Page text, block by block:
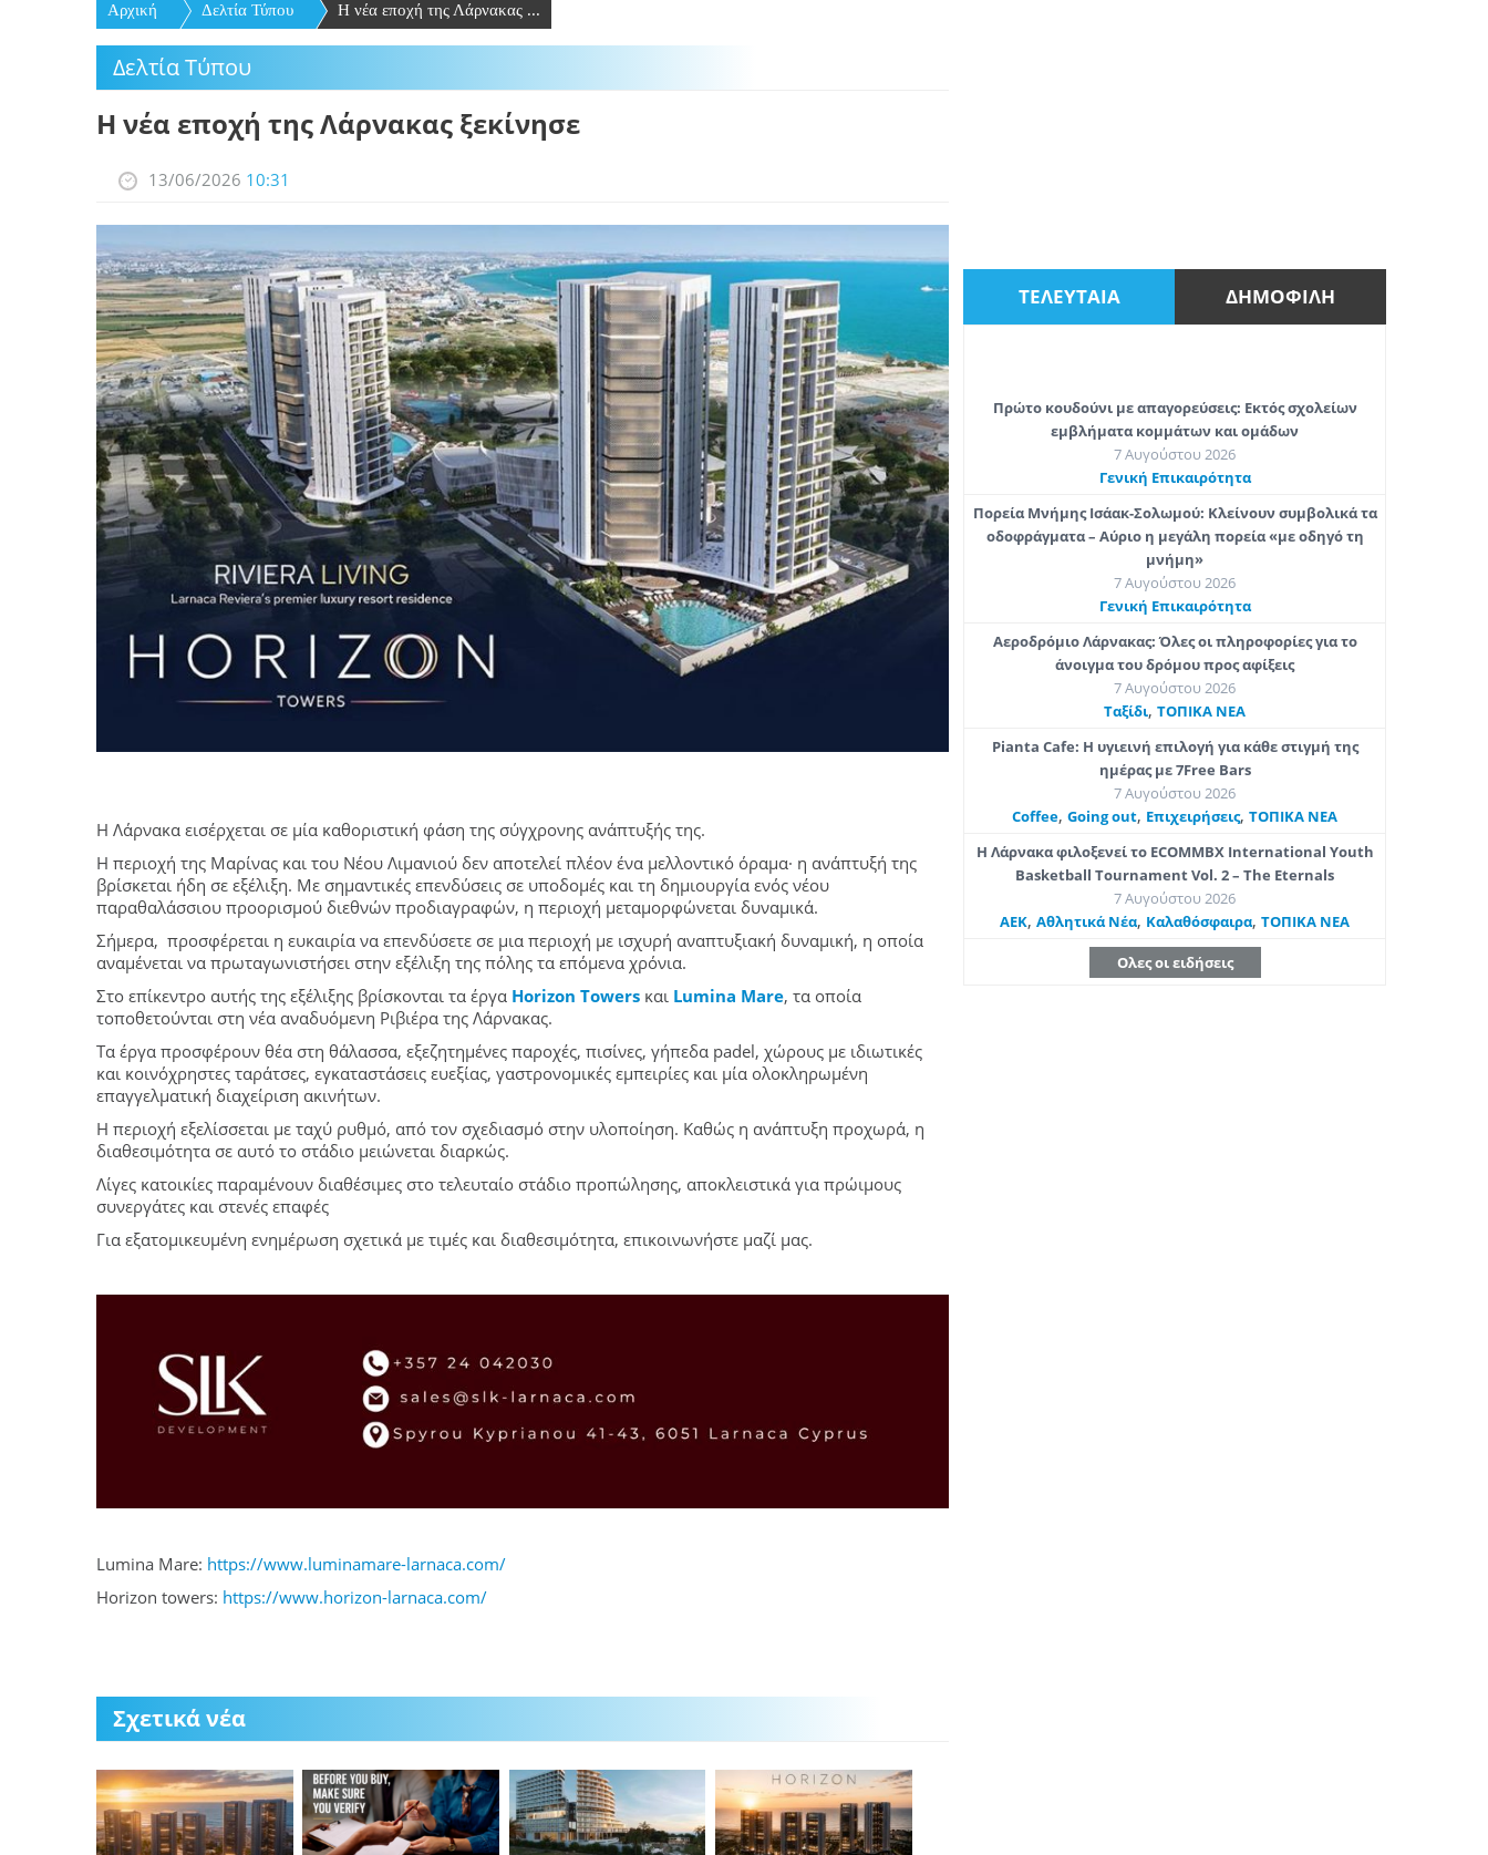
Αρχική Δελτία Τύπου Η νέα εποχή της Λάρνακας ...
Δελτία Τύπου
Η νέα εποχή της Λάρνακας ξεκίνησε
13/06/2026 10:31
Η Λάρνακα εισέρχεται σε μία καθοριστική φάση της σύγχρονης ανάπτυξής της.
Η περιοχή της Μαρίνας και του Νέου Λιμανιού δεν αποτελεί πλέον ένα μελλοντικό όραμα· η ανάπτυξή της
βρίσκεται ήδη σε εξέλιξη. Με σημαντικές επενδύσεις σε υποδομές και τη δημιουργία ενός νέου
παραθαλάσσιου προορισμού διεθνών προδιαγραφών, η περιοχή μεταμορφώνεται δυναμικά.
Σήμερα, προσφέρεται η ευκαιρία να επενδύσετε σε μια περιοχή με ισχυρή αναπτυξιακή δυναμική, η οποία
αναμένεται να πρωταγωνιστήσει στην εξέλιξη της πόλης τα επόμενα χρόνια.
Στο επίκεντρο αυτής της εξέλιξης βρίσκονται τα έργα Horizon Towers και Lumina Mare, τα οποία
τοποθετούνται στη νέα αναδυόμενη Ριβιέρα της Λάρνακας.
Τα έργα προσφέρουν θέα στη θάλασσα, εξεζητημένες παροχές, πισίνες, γήπεδα padel, χώρους με ιδιωτικές
και κοινόχρηστες ταράτσες, εγκαταστάσεις ευεξίας, γαστρονομικές εμπειρίες και μία ολοκληρωμένη
επαγγελματική διαχείριση ακινήτων.
Η περιοχή εξελίσσεται με ταχύ ρυθμό, από τον σχεδιασμό στην υλοποίηση. Καθώς η ανάπτυξη προχωρά, η
διαθεσιμότητα σε αυτό το στάδιο μειώνεται διαρκώς.
Λίγες κατοικίες παραμένουν διαθέσιμες στο τελευταίο στάδιο προπώλησης, αποκλειστικά για πρώιμους
συνεργάτες και στενές επαφές
Για εξατομικευμένη ενημέρωση σχετικά με τιμές και διαθεσιμότητα, επικοινωνήστε μαζί μας.
Lumina Mare: https://www.luminamare-larnaca.com/
Horizon towers: https://www.horizon-larnaca.com/
Σχετικά νέα
ΤΕΛΕΥΤΑΙΑ ΔΗΜΟΦΙΛΗ
Πρώτο κουδούνι με απαγορεύσεις: Εκτός σχολείων
εμβλήματα κομμάτων και ομάδων
7 Αυγούστου 2026
Γενική Επικαιρότητα
Πορεία Μνήμης Ισάακ-Σολωμού: Κλείνουν συμβολικά τα
οδοφράγματα – Αύριο η μεγάλη πορεία «με οδηγό τη
μνήμη»
7 Αυγούστου 2026
Γενική Επικαιρότητα
Αεροδρόμιο Λάρνακας: Όλες οι πληροφορίες για το
άνοιγμα του δρόμου προς αφίξεις
7 Αυγούστου 2026
Ταξίδι,ΤΟΠΙΚΑ ΝΕΑ
Pianta Cafe: Η υγιεινή επιλογή για κάθε στιγμή της
ημέρας με 7Free Bars
7 Αυγούστου 2026
Coffee,Going out, Επιχειρήσεις,ΤΟΠΙΚΑ ΝΕΑ
Η Λάρνακα φιλοξενεί το ECOMMBX International Youth
Basketball Tournament Vol. 2 – The Eternals
7 Αυγούστου 2026
ΑΕΚ,Αθλητικά Νέα, Καλαθόσφαιρα,ΤΟΠΙΚΑ ΝΕΑ
Ολες οι ειδήσεις